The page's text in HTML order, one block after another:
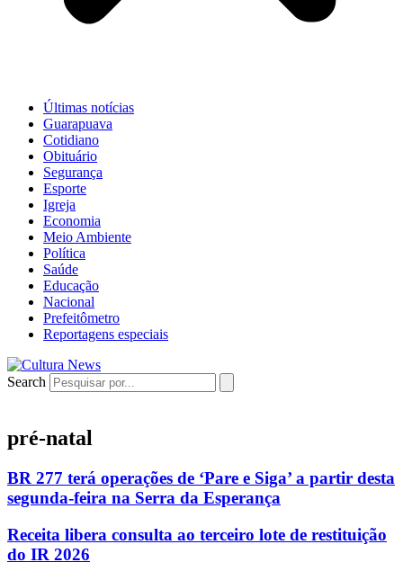
Últimas notícias
Guarapuava
Cotidiano
Obituário
Segurança
Esporte
Igreja
Economia
Meio Ambiente
Política
Saúde
Educação
Nacional
Prefeitômetro
Reportagens especiais
Search
pré-natal
BR 277 terá operações de ‘Pare e Siga’ a partir desta
segunda-feira na Serra da Esperança
Receita libera consulta ao terceiro lote de restituição
do IR 2026